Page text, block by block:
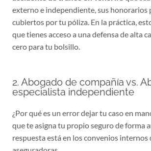
externo e independiente, sus honorarios
cubiertos por tu póliza. En la práctica,
que tienes acceso a una defensa de alta
cero para tu bolsillo.
2. Abogado de compañía vs.
especialista independiente
¿Por qué es un error dejar tu caso en
que te asigna tu propio seguro de forma
respuesta está en los convenios internos
aseguradoras.